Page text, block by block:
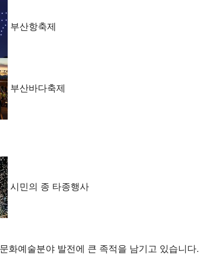
부산항축제
부산바다축제
시민의 종 타종행사
화예술분야 발전에 큰 족적을 남기고 있습니다.